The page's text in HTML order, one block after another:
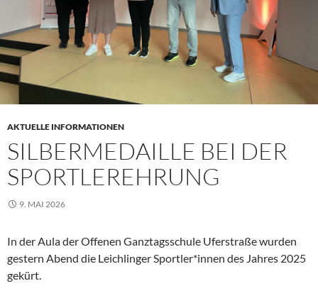
AKTUELLE INFORMATIONEN
SILBERMEDAILLE BEI DER
SPORTLEREHRUNG
9. MAI 2026
In der Aula der Offenen Ganztagsschule Uferstraße wurden
gestern Abend die Leichlinger Sportler*innen des Jahres 2025
gekürt.